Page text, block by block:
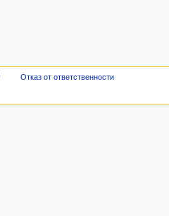
Отказ от ответственности